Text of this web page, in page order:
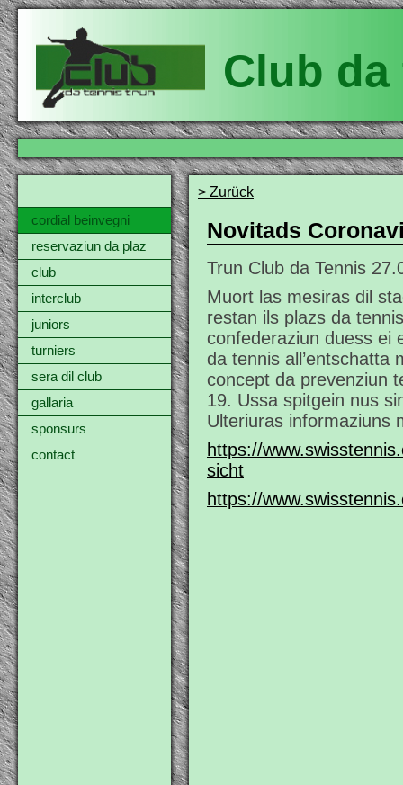
Club
cordial beinvegni
reservaziun da plaz
club
interclub
juniors
turniers
sera dil club
gallaria
sponsurs
contact
> Zurück
Novitads
Trun Club da Tennis
Muort las mesiras dil
restan ils plazs da
confederaziun duess ei
da tennis all’entschatta
concept da prevenziun
19. Ussa spitgein nus
Ulteriuras informaziuns
https://
sicht
https://